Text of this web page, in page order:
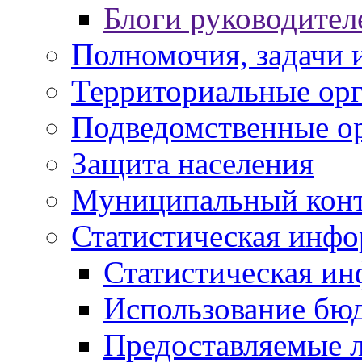
Блоги
Полномочия, задачи
Территориальные
Подведомственные
Защита населения
Муниципальный
Статистическая
Статистическая
Использование
Предоставляемые